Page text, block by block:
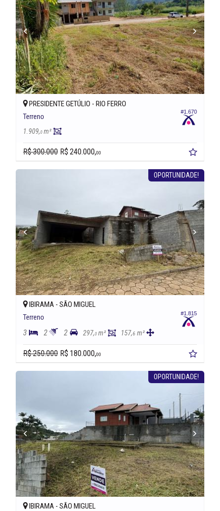
#1.670
PRESIDENTE GETÚLIO - RIO FERRO
Terreno
1.909,0 m²
R$ 300.000 R$ 240.000,00
OPORTUNIDADE!
#1.815
IBIRAMA - SÃO MIGUEL
Terreno
3 2 2 297,0 m² 157,6 m²
R$ 250.000 R$ 180.000,00
OPORTUNIDADE!
IBIRAMA - SÃO MIGUEL